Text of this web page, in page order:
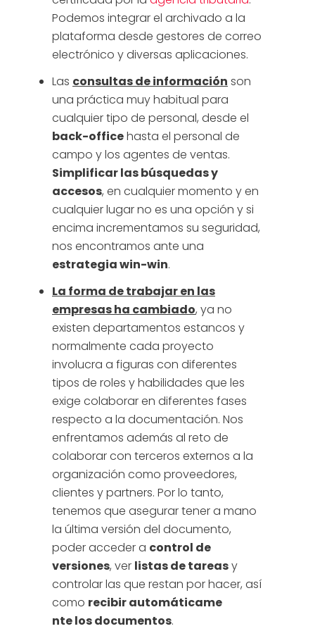
Podemos integrar el archivado a la
plataforma desde gestores de correo
electrónico y diversas aplicaciones.
Las consultas de información son
una práctica muy habitual para
cualquier tipo de personal, desde el
back-officehasta el personal de
campo y los agentes de ventas.
Simplificar las búsquedas y
accesos, en cualquier momento y en
cualquier lugar no es una opción y si
encima incrementamos su seguridad,
nos encontramos ante una
estrategia win-win.
La forma de trabajar en las
empresas ha cambiado, ya no
existen departamentos estancos y
normalmente cada proyecto
involucra a figuras con diferentes
tipos de roles y habilidades que les
exige colaborar en diferentes fases
respecto a la documentación. Nos
enfrentamos además al reto de
colaborar con terceros externos a la
organización como proveedores,
clientes y partners. Por lo tanto,
tenemos que asegurar tener a mano
la última versión del documento,
poder acceder a control de
versiones, ver listas de tareasy
controlar las que restan por hacer, así
como recibir automáticame
nte los documentos.